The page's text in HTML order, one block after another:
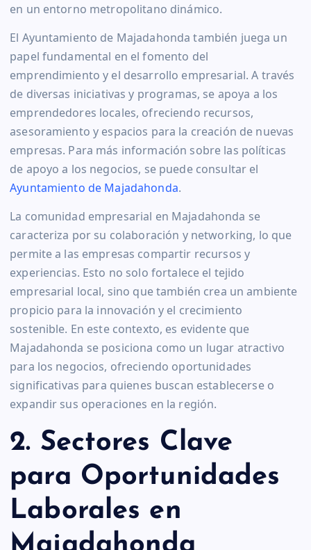
en un entorno metropolitano dinámico.
El Ayuntamiento de Majadahonda también juega un
papel fundamental en el fomento del
emprendimiento y el desarrollo empresarial. A través
de diversas iniciativas y programas, se apoya a los
emprendedores locales, ofreciendo recursos,
asesoramiento y espacios para la creación de nuevas
empresas. Para más información sobre las políticas
de apoyo a los negocios, se puede consultar el
Ayuntamiento de Majadahonda.
La comunidad empresarial en Majadahonda se
caracteriza por su colaboración y networking, lo que
permite a las empresas compartir recursos y
experiencias. Esto no solo fortalece el tejido
empresarial local, sino que también crea un ambiente
propicio para la innovación y el crecimiento
sostenible. En este contexto, es evidente que
Majadahonda se posiciona como un lugar atractivo
para los negocios, ofreciendo oportunidades
significativas para quienes buscan establecerse o
expandir sus operaciones en la región.
2. Sectores Clave
para Oportunidades
Laborales en